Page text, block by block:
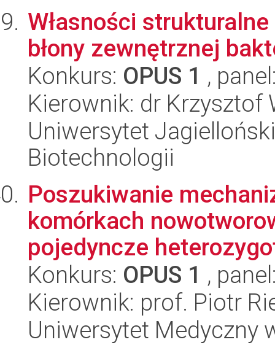
Własności
błony zewnętrznej
Konkurs: OPUS 1 ,
Kierownik: dr Krzysztof
Uniwersytet
Biotechnologii
Poszukiwanie
komórkach
pojedyncze
Konkurs: OPUS 1 ,
Kierownik: prof. Piotr
Uniwersytet Medyczny